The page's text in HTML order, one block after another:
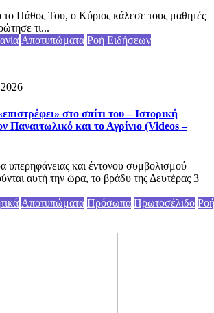
το Πάθος Του, ο Κύριος κάλεσε τους μαθητές
τι...
Αποτυπώματα Ροή Ειδήσεων
στο σπίτι του – Ιστορική
Παναιτωλικό και το Αγρίνιο (Videos –
υπερηφάνειας και έντονου συμβολισμού
αυτή την ώρα, το βράδυ της Δευτέρας 3
Αποτυπώματα Πρόσωπα Πρωτοσέλιδο Ροή